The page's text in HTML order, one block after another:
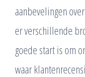
aanbevelingen
er verschillende
goede start is om
waar